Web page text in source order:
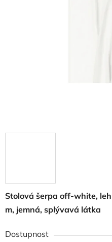
Stolová šerpa off-white,
m, jemná, splývavá látka
Dostupnost